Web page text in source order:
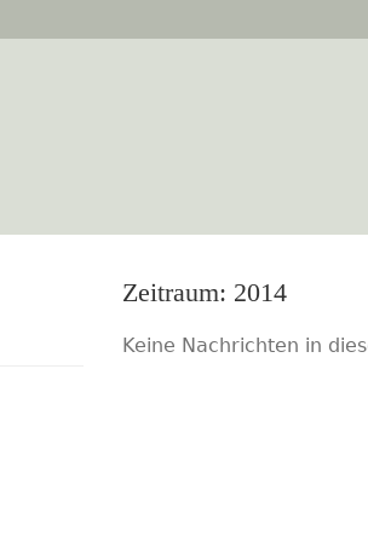
2014
Keine Nachrichten in